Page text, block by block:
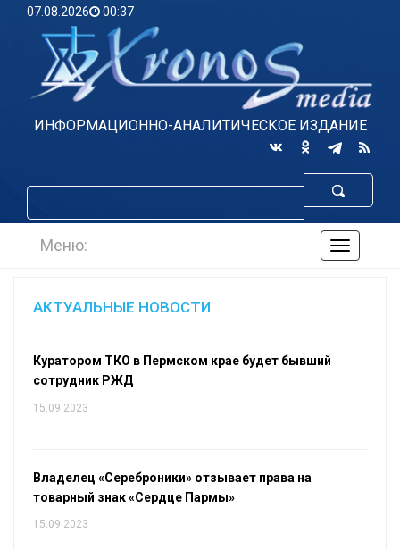
07.08.2026 00:37
ИНФОРМАЦИОННО-АНАЛИТИЧЕСКОЕ ИЗДАНИЕ
по
Меню:
АКТУАЛЬНЫЕ НОВОСТИ
Куратором ТКО в Пермском крае будет бывший
сотрудник РЖД
15.09.2023
Владелец «Сереброники» отзывает права на
товарный знак «Сердце Пармы»
15.09.2023